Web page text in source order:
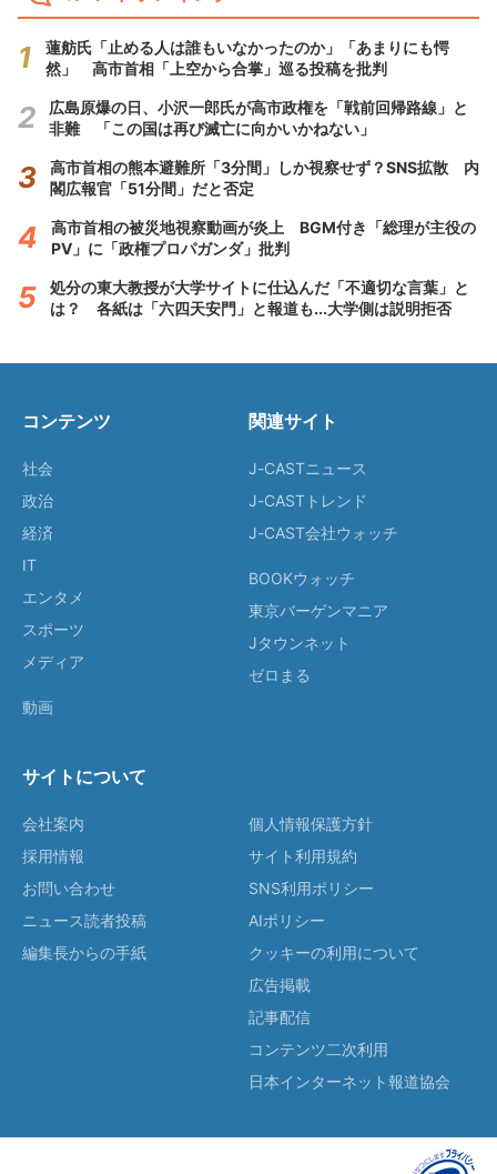
蓮舫氏「止める人は誰もいなかったのか」「あまりにも愕
然」 高市首相「上空から合掌」巡る投稿を批判
広島原爆の日、小沢一郎氏が高市政権を「戦前回帰路線」と
非難 「この国は再び滅亡に向かいかねない」
高市首相の熊本避難所「3分間」しか視察せず？SNS拡散 内
閣広報官「51分間」だと否定
高市首相の被災地視察動画が炎上 BGM付き「総理が主役の
PV」に「政権プロパガンダ」批判
処分の東大教授が大学サイトに仕込んだ「不適切な言葉」と
は？ 各紙は「六四天安門」と報道も...大学側は説明拒否
コンテンツ
社会
政治
経済
IT
エンタメ
スポーツ
メディア
動画
関連サイト
J-CASTニュース
J-CASTトレンド
J-CAST会社ウォッチ
BOOKウォッチ
東京バーゲンマニア
Jタウンネット
ゼロまる
サイトについて
会社案内
採用情報
お問い合わせ
ニュース読者投稿
編集長からの手紙
個人情報保護方針
サイト利用規約
SNS利用ポリシー
AIポリシー
クッキーの利用について
広告掲載
記事配信
コンテンツ二次利用
日本インターネット報道協会